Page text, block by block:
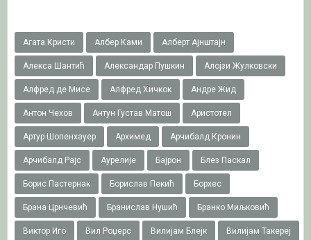
Агата Кристи Албер Ками Алберт Ајнштајн
Алекса Шантић Александар Пушкин Алојзи Жулковски
Алфред де Мисе Алфред Хичкок Андре Жид
Антон Чехов Антун Густав Матош Аристотел
Артур Шопенхауер Архимед Арчибалд Кронин
Арчибалд Рајс Аурелије Бајрон Блез Паскал
Борис Пастернак Борислав Пекић Борхес
Брана Црнчевић Бранислав Нушић Бранко Миљковић
Виктор Иго Вил Роџерс Вилијам Блејк Вилијам Такереj